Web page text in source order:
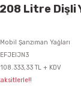
Litre Dişli
Mobil Şanzıman Yağları
EFJEIJN3
108.333,33 TL + KDV